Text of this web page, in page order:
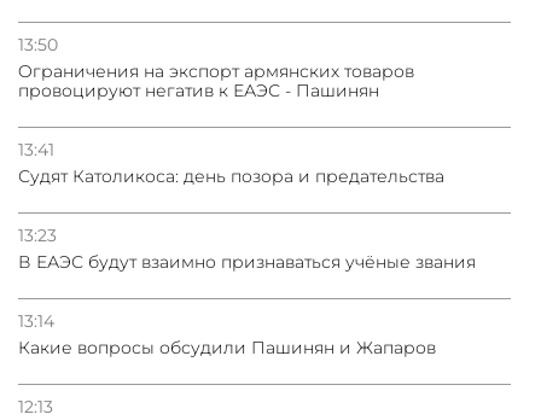
13:50
Oграничения на экспорт армянских товаров
провоцируют негатив к ЕАЭС - Пашинян
13:41
Судят Католикоса: день позора и предательства
13:23
В ЕАЭС будут взаимно признаваться учёные звания
13:14
Какие вопросы обсудили Пашинян и Жапаров
12:13